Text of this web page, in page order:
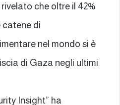
che oltre il 42%
di
nel mondo si è
di Gaza negli ultimi
Insight” ha